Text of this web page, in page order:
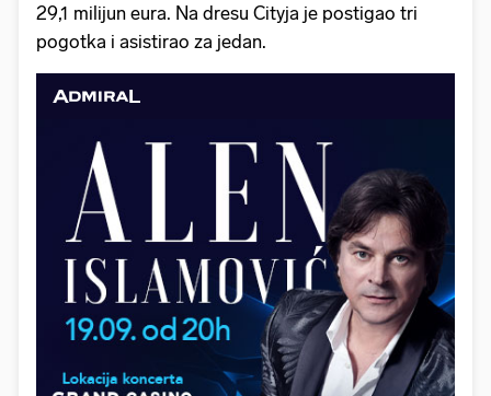
29,1 milijun eura. Na dresu Cityja je postigao tri
pogotka i asistirao za jedan.